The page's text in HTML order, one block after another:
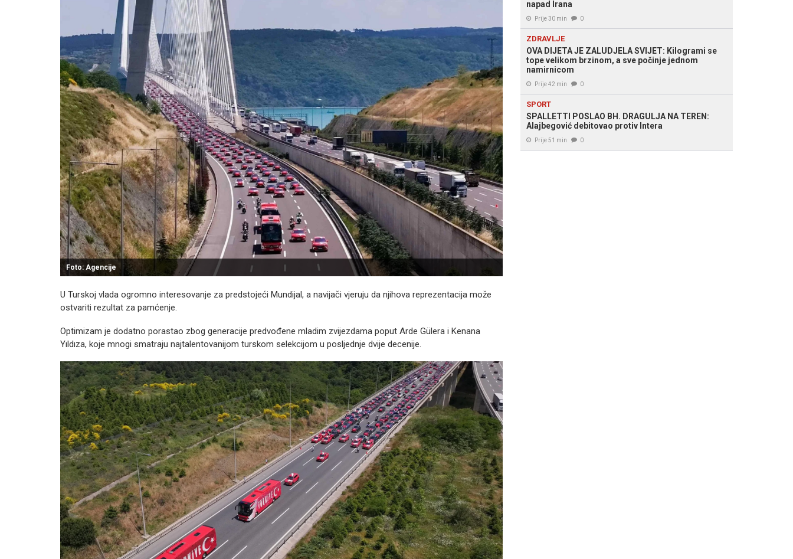
Foto: Agencije
U Turskoj vlada ogromno interesovanje za predstojeći Mundijal, a navijači vjeruju da njihova reprezentacija može
ostvariti rezultat za pamćenje.
Optimizam je dodatno porastao zbog generacije predvođene mladim zvijezdama poput Arde Gülera i Kenana
Yıldıza, koje mnogi smatraju najtalentovanijom turskom selekcijom u posljednje dvije decenije.
napad Irana
Prije 30 min 0
ZDRAVLJE
OVA DIJETA JE ZALUDJELA SVIJET: Kilogrami se
tope velikom brzinom, a sve počinje jednom
namirnicom
Prije 42 min 0
SPORT
SPALLETTI POSLAO BH. DRAGULJA NA TEREN:
Alajbegović debitovao protiv Intera
Prije 51 min 0